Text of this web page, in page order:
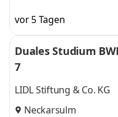
vor 5 Tagen
Duales Studium
7
LIDL Stiftung & Co. KG
Neckarsulm